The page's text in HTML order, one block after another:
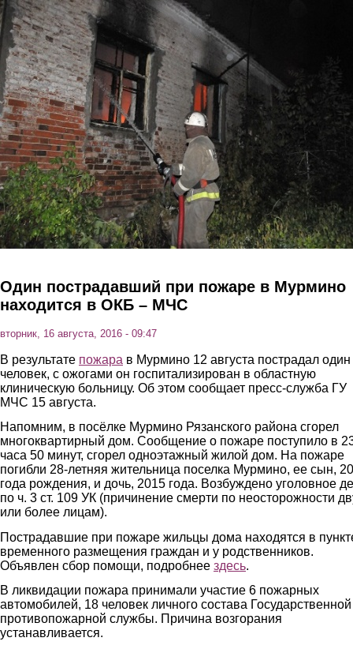
Перейти к основному содержанию
Один пострадавший при пожаре в Мурмино
находится в ОКБ – МЧС
вторник, 16 августа, 2016 - 09:47
В результате пожара в Мурмино 12 августа пострадал один
человек, с ожогами он госпитализирован в областную
клиническую больницу. Об этом сообщает пресс-служба ГУ
МЧС 15 августа.
Напомним, в посёлке Мурмино Рязанского района сгорел
многоквартирный дом. Сообщение о пожаре поступило в
часа 50 минут, сгорел одноэтажный жилой дом. На пожаре
погибли 28-летняя жительница поселка Мурмино, ее сын,
года рождения, и дочь, 2015 года. Возбуждено уголовное
по ч. 3 ст. 109 УК (причинение смерти по неосторожности
или более лицам).
Пострадавшие при пожаре жильцы дома находятся в
временного размещения граждан и у родственников.
Объявлен сбор помощи, подробнее здесь.
В ликвидации пожара принимали участие 6 пожарных
автомобилей, 18 человек личного состава Государственной
противопожарной службы. Причина возгорания
устанавливается.